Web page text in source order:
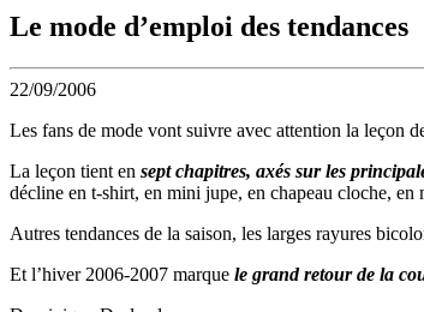
Le mode d’emploi des tendances
22/09/2006
Les fans de mode vont suivre avec attention la leçon
La leçon tient en sept chapitres, axés sur les
décline en t-shirt, en mini jupe, en chapeau cloche,
Autres tendances de la saison, les larges rayures
Et l’hiver 2006-2007 marque le grand retour de la